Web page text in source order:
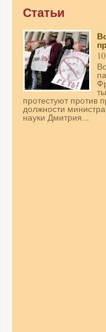
Статьи
протестуют против
должности
науки Дмитрия...